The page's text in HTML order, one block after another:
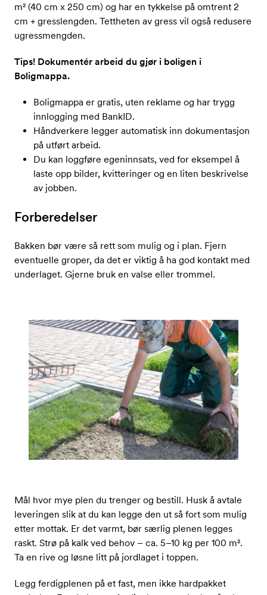
m² (40 cm x 250 cm) og har en tykkelse på omtrent 2
cm + gresslengden. Tettheten av gress vil også redusere
ugressmengden.
Tips! Dokumentér arbeid du gjør i boligen i
Boligmappa.
Boligmappa er gratis, uten reklame og har trygg
innlogging med BankID.
Håndverkere legger automatisk inn dokumentasjon
på utført arbeid.
Du kan loggføre egeninnsats, ved for eksempel å
laste opp bilder, kvitteringer og en liten beskrivelse
av jobben.
Forberedelser
Bakken bør være så rett som mulig og i plan. Fjern
eventuelle groper, da det er viktig å ha god kontakt med
underlaget. Gjerne bruk en valse eller trommel.
Mål hvor mye plen du trenger og bestill. Husk å avtale
leveringen slik at du kan legge den ut så fort som mulig
etter mottak. Er det varmt, bør særlig plenen legges
raskt. Strø på kalk ved behov – ca. 5–10 kg per 100 m².
Ta en rive og løsne litt på jordlaget i toppen.
Legg ferdigplenen på et fast, men ikke hardpakket